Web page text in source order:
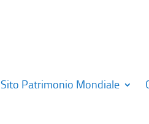
Sito Patrimonio Mondiale